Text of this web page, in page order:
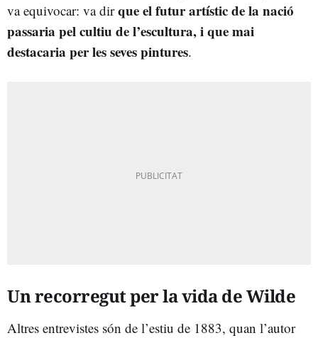
va equivocar: va dirque el futur artístic de la nació
passaria pel cultiu de l’escultura, i que mai
destacaria per les seves pintures.
Un recorregut per la vida de Wilde
Altres entrevistes són de l’estiu de 1883, quan l’autor